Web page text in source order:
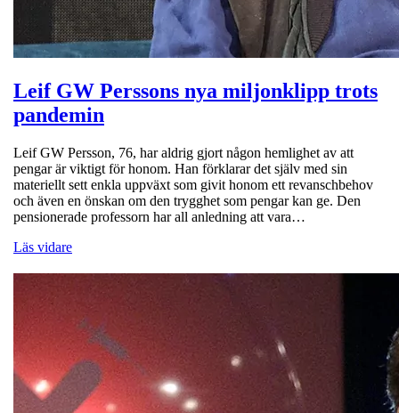
Leif GW Perssons nya miljonklipp trots
pandemin
Leif GW Persson, 76, har aldrig gjort någon hemlighet av att
pengar är viktigt för honom. Han förklarar det själv med sin
materiellt sett enkla uppväxt som givit honom ett revanschbehov
och även en önskan om den trygghet som pengar kan ge. Den
pensionerade professorn har all anledning att vara…
Läs vidare